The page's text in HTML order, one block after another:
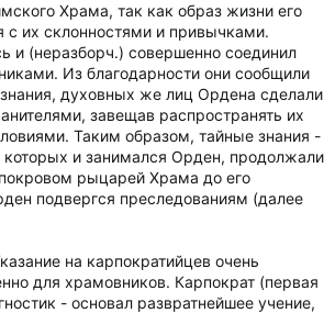
Храма, так как образ жизни его
с их склонностями и привычками.
и (неразборч.) совершенно соединил
Из благодарности они сообщили
духовных же лиц Ордена сделали
завещав распространять их
Таким образом, тайные знания -
которых и занимался Орден, продолжали
рыцарей Храма до его
подвергся преследованиям (далее
на карпократийцев очень
для храмовников. Карпократ (первая
- основал развратнейшее учение,